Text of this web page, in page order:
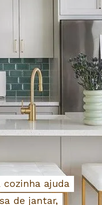
cozinha ajuda
de jantar,
cozinha ajuda
de jantar,